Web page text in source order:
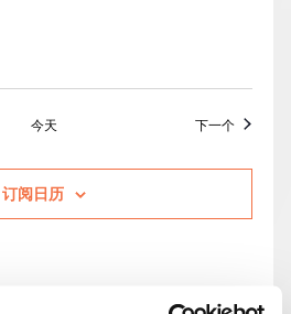
今天 下一个活动
订阅日历